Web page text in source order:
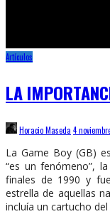
Artículos
LA
Horacio Maseda 4
La Game Boy (GB)
“es un fenómeno”,
finales de 1990 y
estrella de aquellas
incluía un cartucho